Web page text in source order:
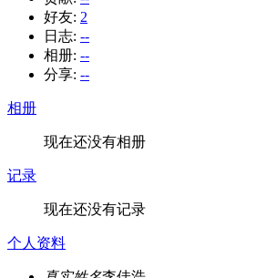
好友: 2
日志: --
相册: --
分享: --
相册
现在还没有相册
记录
现在还没有记录
个人资料